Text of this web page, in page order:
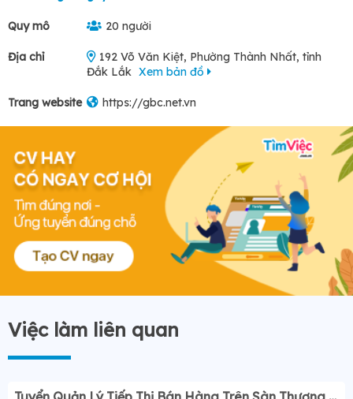
Quy mô 20 người
Địa chỉ
192 Võ Văn Kiệt, Phường Thành Nhất, tỉnh
Đắk Lắk Xem bản đồ
Trang website https://gbc.net.vn
Việc làm liên quan